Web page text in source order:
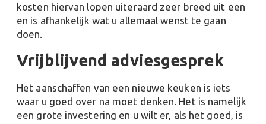
kosten hiervan lopen uiteraard zeer breed uit een
en is afhankelijk wat u allemaal wenst te gaan
doen.
Vrijblijvend adviesgesprek
Het aanschaffen van een nieuwe keuken is iets
waar u goed over na moet denken. Het is namelijk
een grote investering en u wilt er, als het goed, is